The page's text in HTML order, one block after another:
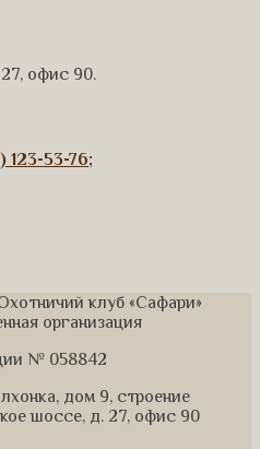
офис 90.
123-53-76;
клуб «Сафари»
организация
№ 058842
дом 9, строение
шоссе, д. 27, офис 90